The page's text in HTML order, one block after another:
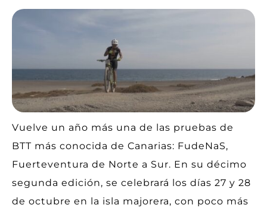
Vuelve un año más una de las pruebas de
BTT más conocida de Canarias: FudeNaS,
Fuerteventura de Norte a Sur. En su décimo
segunda edición, se celebrará los días 27 y 28
de octubre en la isla majorera, con poco más